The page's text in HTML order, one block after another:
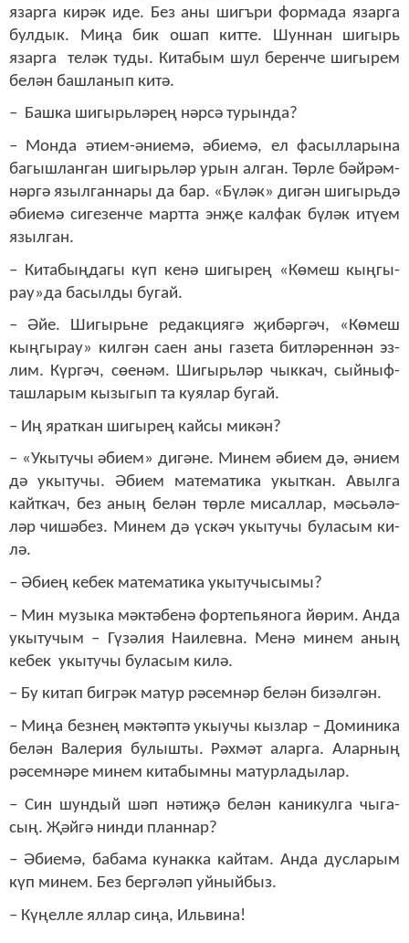
язар­га ки­рәк иде. Без аны шигъ­ри фор­ма­да язар­га
бул­дык. Ми­ңа бик ошап кит­те. Шун­нан ши­гырь
язар­га те­ләк ту­ды. Ки­та­бым шул бе­рен­че ши­гы­рем
бе­лән баш­ла­нып ки­тә.
– Баш­ка ши­гырь­лә­рең нәр­сә ту­рын­да?
– Мон­да әти­ем-әни­е­мә, әби­е­мә, ел фа­сыл­ла­ры­на
ба­гыш­лан­ган ши­гырь­ләр урын ал­ган. Төр­ле бәй­рәм­
нәр­гә языл­ган­на­ры да бар. «Бү­ләк» ди­гән ши­гырь­дә
әби­е­мә си­ге­зен­че март­та эн­җе кал­фак бү­ләк итү­ем
языл­ган.
– Ки­та­бың­да­гы күп ке­нә ши­гы­рең «Кө­меш кың­гы­
рау»­да ба­сыл­ды бу­гай.
– Әйе. Ши­гырь­не ре­дак­ци­я­гә җи­бәр­гәч, «Кө­меш
кың­гы­рау» кил­гән са­ен аны га­зе­та бит­лә­рен­нән эз­
лим. Күр­гәч, сө­е­нәм. Ши­гырь­ләр чык­кач, сый­ныф­
таш­ла­рым кы­зы­гып та ку­я­лар бу­гай.
– Иң ярат­кан ши­гы­рең кай­сы ми­кән?
– «У­кы­ту­чы әби­ем» ди­гә­не. Ми­нем әби­ем дә, әни­ем
дә укы­ту­чы. Әби­ем ма­те­ма­ти­ка укыт­кан. Авыл­га
кайт­кач, без аның бе­лән төр­ле ми­сал­лар, мәсь­ә­лә­
ләр чи­шә­без. Ми­нем дә үс­кәч укы­ту­чы бу­ла­сым ки­
лә.
– Әби­ең ке­бек ма­те­ма­ти­ка укы­ту­чы­сы­мы?
– Мин му­зы­ка мәк­тә­бе­нә фор­тепь­я­но­га йө­рим. Ан­да
укы­ту­чым – Гү­зә­лия На­и­лев­на. Ме­нә ми­нем аның
ке­бек укы­ту­чы бу­ла­сым ки­лә.
– Бу ки­тап биг­рәк ма­тур рә­сем­нәр бе­лән би­зәл­гән.
– Ми­ңа без­нең мәк­тәп­тә укыучы кыз­лар – До­ми­ни­ка
бе­лән Ва­ле­рия бу­лыш­ты. Рәх­мәт алар­га. Алар­ның
рә­сем­нә­ре ми­нем ки­та­бым­ны ма­тур­ла­ды­лар.
– Син шун­дый шәп нә­ти­җә бе­лән ка­ни­кул­га чы­га­
сың. Җәй­гә нин­ди план­нар?
– Әби­е­мә, ба­ба­ма ку­нак­ка кай­там. Ан­да дус­ла­рым
күп ми­нем. Без бер­гә­ләп уй­ный­быз.
– Кү­ңел­ле ял­лар си­ңа, Иль­ви­на!